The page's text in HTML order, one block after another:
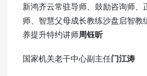
新鸿齐云常驻导师、鼓励咨询师、
师、智慧父母成长教练沙盘启智教
养提升特约讲师周钰昕
国家机关老干中心副主任门江涛